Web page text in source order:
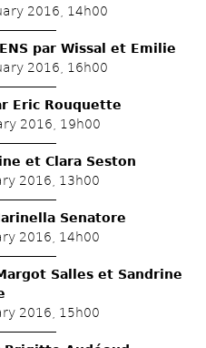
2016, 14h00
par Wissal et Emilie
2016, 16h00
Eric Rouquette
2016, 19h00
et Clara Seston
2016, 13h00
Senatore
2016, 14h00
Salles et Sandrine
2016, 15h00